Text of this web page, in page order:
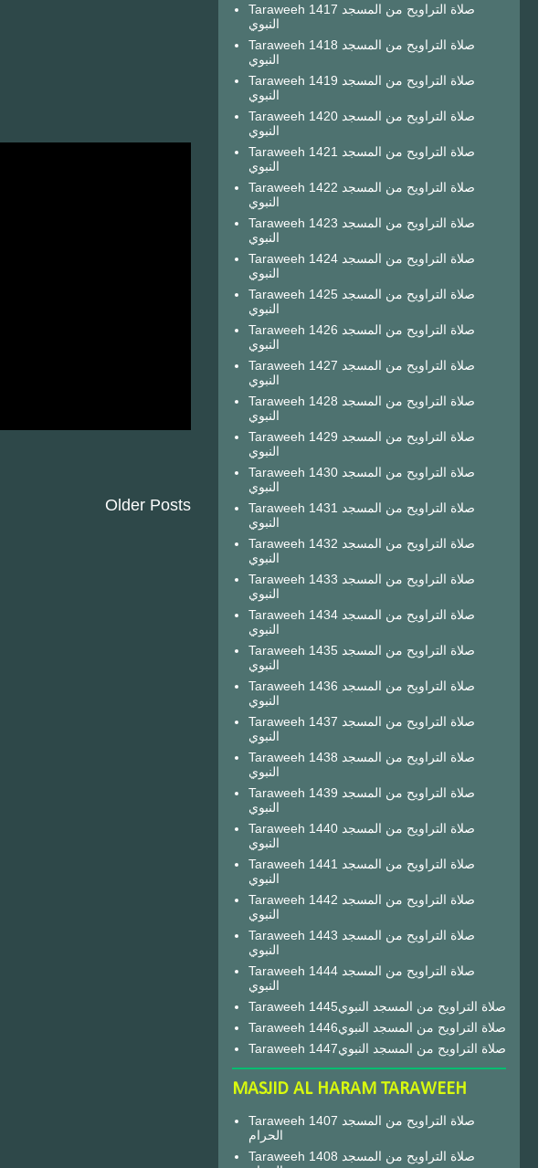
Older Posts
Taraweeh 1417 صلاة التراويح من المسجد
النبوي
Taraweeh 1418 صلاة التراويح من المسجد
النبوي
Taraweeh 1419 صلاة التراويح من المسجد
النبوي
Taraweeh 1420 صلاة التراويح من المسجد
النبوي
Taraweeh 1421 صلاة التراويح من المسجد
النبوي
Taraweeh 1422 صلاة التراويح من المسجد
النبوي
Taraweeh 1423 صلاة التراويح من المسجد
النبوي
Taraweeh 1424 صلاة التراويح من المسجد
النبوي
Taraweeh 1425 صلاة التراويح من المسجد
النبوي
Taraweeh 1426 صلاة التراويح من المسجد
النبوي
Taraweeh 1427 صلاة التراويح من المسجد
النبوي
Taraweeh 1428 صلاة التراويح من المسجد
النبوي
Taraweeh 1429 صلاة التراويح من المسجد
النبوي
Taraweeh 1430 صلاة التراويح من المسجد
النبوي
Taraweeh 1431 صلاة التراويح من المسجد
النبوي
Taraweeh 1432 صلاة التراويح من المسجد
النبوي
Taraweeh 1433 صلاة التراويح من المسجد
النبوي
Taraweeh 1434 صلاة التراويح من المسجد
النبوي
Taraweeh 1435 صلاة التراويح من المسجد
النبوي
Taraweeh 1436 صلاة التراويح من المسجد
النبوي
Taraweeh 1437 صلاة التراويح من المسجد
النبوي
Taraweeh 1438 صلاة التراويح من المسجد
النبوي
Taraweeh 1439 صلاة التراويح من المسجد
النبوي
Taraweeh 1440 صلاة التراويح من المسجد
النبوي
Taraweeh 1441 صلاة التراويح من المسجد
النبوي
Taraweeh 1442 صلاة التراويح من المسجد
النبوي
Taraweeh 1443 صلاة التراويح من المسجد
النبوي
Taraweeh 1444 صلاة التراويح من المسجد
النبوي
Taraweeh 1445صلاة التراويح من المسجد النبوي
Taraweeh 1446صلاة التراويح من المسجد النبوي
Taraweeh 1447صلاة التراويح من المسجد النبوي
MASJID AL HARAM TARAWEEH
Taraweeh 1407 صلاة التراويح من المسجد
الحرام
Taraweeh 1408 صلاة التراويح من المسجد